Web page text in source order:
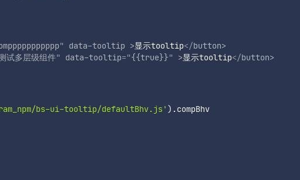
" data-tooltip >显示tooltip</button>
试多层级组件" data-tooltip="{{true}}" >显示tooltip</button>
bs-ui-tooltip/defaultBhv.js' ) .
compBhv